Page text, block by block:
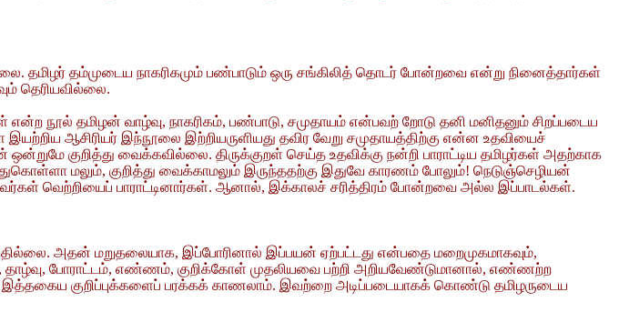
தமிழர் தம்முடைய நாகரிகமும் பண்பாடும் ஒரு சங்கிலித் தொடர் போன்றவை என்று நினைத்தார்கள்
தெரியவில்லை.
தமிழன் வாழ்வு, நாகரிகம், பண்பாடு, சமுதாயம் என்பவற் றோடு தனி மனிதனும் சிறப்படைய
ஆசிரியர் இந்நூலை இற்றியருளியது தவிர வேறு சமுதாயத்திற்கு என்ன உதவியைச்
ஒன்றுமே குறித்து வைக்கவில்லை. திருக்குறள் செய்த உதவிக்கு நன்றி பாராட்டிய தமிழர்கள் அதற்காக
மலும், குறித்து வைக்காமலும் இருந்ததற்கு இதுவே காரணம் போலும்! நெடுஞ்செழியன்
வெற்றியைப் பாராட்டினார்கள். ஆனால், இக்காலச் சரித்திரம் போன்றவை அல்ல இப்பாடல்கள்.
அதன் மறுதலையாக, இப்போரினால் இப்பயன் ஏற்பட்டது என்பதை மறைமுகமாகவும்,
தாழ்வு, போராட்டம், எண்ணம், குறிக்கோள் முதலியவை பற்றி அறியவேண்டுமானால், எண்ணற்ற
இத்தகைய குறிப்புக்களைப் பரக்கக் காணலாம். இவற்றை அடிப்படையாகக் கொண்டு தமிழருடைய